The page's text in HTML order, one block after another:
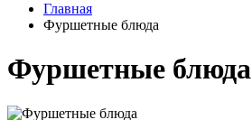
Главная
Фуршетные блюда
Фуршетные блюда